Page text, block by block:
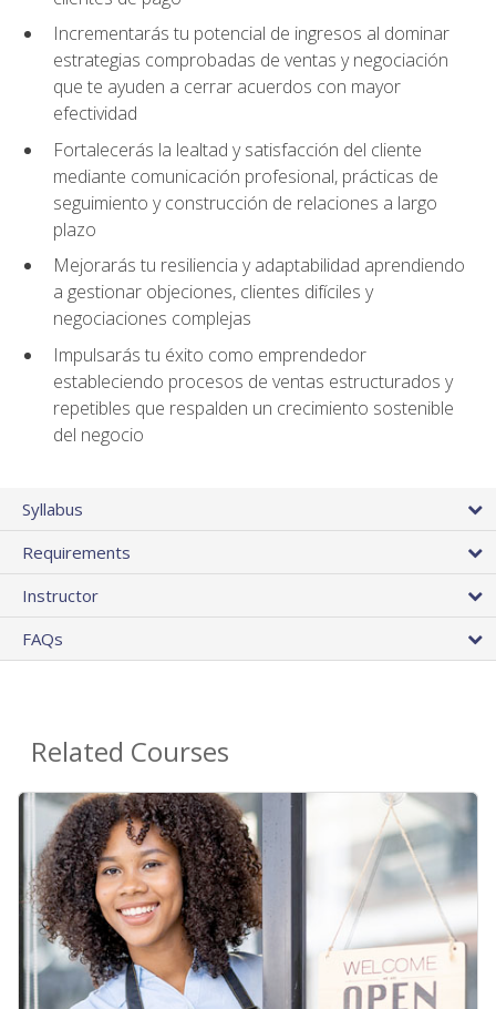
Incrementarás tu potencial de ingresos al dominar
estrategias comprobadas de ventas y negociación
que te ayuden a cerrar acuerdos con mayor
efectividad
Fortalecerás la lealtad y satisfacción del cliente
mediante comunicación profesional, prácticas de
seguimiento y construcción de relaciones a largo
plazo
Mejorarás tu resiliencia y adaptabilidad aprendiendo
a gestionar objeciones, clientes difíciles y
negociaciones complejas
Impulsarás tu éxito como emprendedor
estableciendo procesos de ventas estructurados y
repetibles que respalden un crecimiento sostenible
del negocio
Syllabus
Requirements
Instructor
FAQs
Related Courses